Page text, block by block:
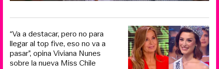
“Va a destacar, pero no para
llegar al top five, eso no va a
pasar”, opina Viviana Nunes
sobre la nueva Miss Chile